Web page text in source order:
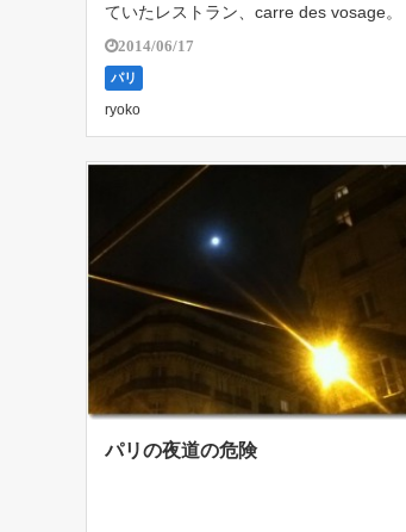
ていたレストラン、carre des vosage。
こちらでもスタージュをさせて頂いた。
その日は週で最も忙しい土曜日。しか
し、人手不足だったこともありスタージ
ュを受け入れて頂き、昼過 […]
2014/06/17
パリ
ryoko
パリの夜道の危険